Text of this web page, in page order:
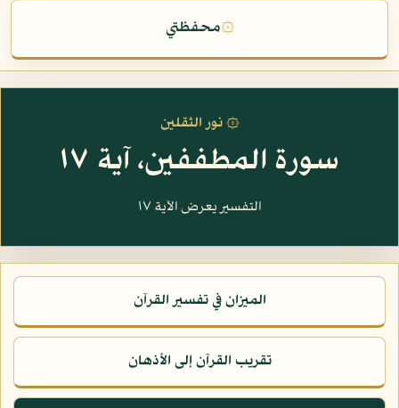
۞محفظتي
۞ نور الثقلين
سورة المطففين، آية ١٧
التفسير يعرض الآية ١٧
الميزان في تفسير القرآن
تقريب القرآن إلى الأذهان